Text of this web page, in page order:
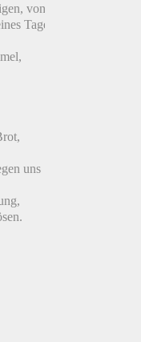
von
Tages
uns